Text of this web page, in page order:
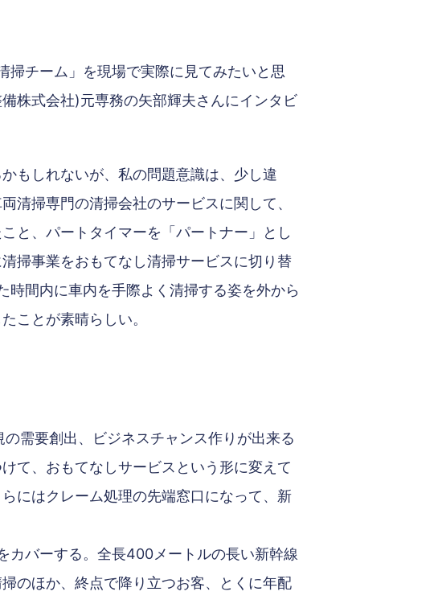
掃チーム」を現場で実際に見てみたいと思
株式会社)元専務の矢部輝夫さんにインタビ
もしれないが、私の問題意識は、少し違
清掃専門の清掃会社のサービスに関して、
と、パートタイマーを「パートナー」とし
掃事業をおもてなし清掃サービスに切り替
時間内に車内を手際よく清掃する姿を外から
ことが素晴らしい。
需要創出、ビジネスチャンス作りが出来る
て、おもてなしサービスという形に変えて
にはクレーム処理の先端窓口になって、新
カバーする。全長400メートルの長い新幹線
のほか、終点で降り立つお客、とくに年配